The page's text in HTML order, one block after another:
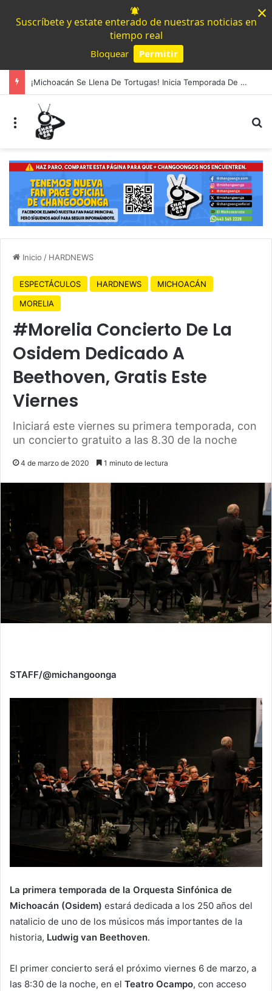
Suscríbete y estate enterado de nuestras noticias en
tiempo real
Bloquear Permitir
×
¡Michoacán Se Llena De Tortugas! Inicia Temporada De Arribazones Masivas En Sus Playas
Menú
Inicio / HARDNEWS
ESPECTÁCULOS HARDNEWS
MICHOACÁN
MORELIA
#Morelia Concierto De La
Osidem Dedicado A
Beethoven, Gratis Este
Viernes
Iniciará este viernes su primera temporada, con
un concierto gratuito a las 8.30 de la noche
4 de marzo de 2020 1 minuto de lectura
STAFF/@michangoonga
La primera temporada de la Orquesta Sinfónica de
Michoacán (Osidem) estará dedicada a los 250 años del
natalicio de uno de los músicos más importantes de la
historia, Ludwig van Beethoven.
El primer concierto será el próximo viernes 6 de marzo, a
las 8:30 de la noche, en el Teatro Ocampo, con acceso